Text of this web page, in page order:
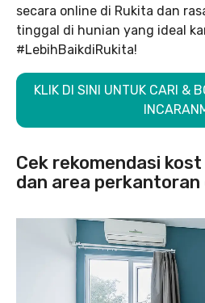
secara online di Rukita dan
tinggal di hunian yang ideal
#LebihBaikdiRukita!
KLIK DI SINI UNTUK CARI &
Cek rekomendasi
dan area perkantoran